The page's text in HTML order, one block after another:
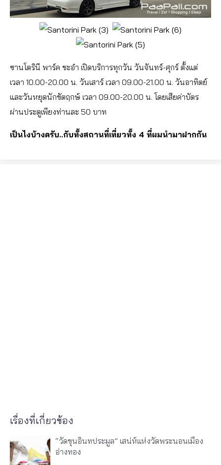
ซานโตรินี พาร์ค ชะอำ เปิดบริการทุกวัน วันจันทร์-ศุกร์ ตั้งแต่
เวลา 10.00-20.00 น. วันเสาร์ เวลา 09.00-21.00 น. วันอาทิตย์
และวันหยุดนักขัตฤกษ์ เวลา 09.00-20.00 น. โดยเสียค่าบัตร
ผ่านประตูเพียงท่านละ 50 บาท
เป็นไงบ้างครับ..กับทั้งสถานที่เที่ยวทั้ง 4 ที่ผมนำมาฝากกัน
เรื่องที่เกี่ยวข้อง
“วัดขุนอินทประมูล” เสน่ห์แห่งวัดพระนอนเมือง
อ่างทอง